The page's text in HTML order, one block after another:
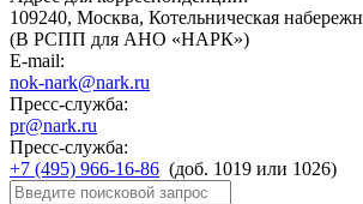
109240, Москва, Котельническая
(В РСПП для АНО «НАРК»)
E-mail:
nok-nark@nark.ru
Пресс-служба:
pr@nark.ru
Пресс-служба:
+7 (495) 966-16-86 (доб. 1019 или 1026)